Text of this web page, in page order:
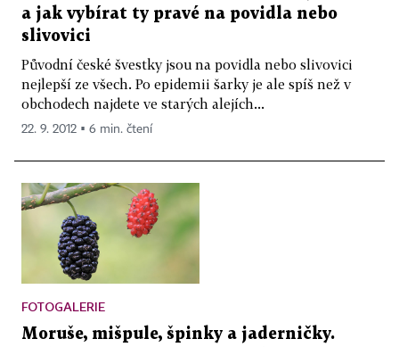
a jak vybírat ty pravé na povidla nebo
slivovici
Původní české švestky jsou na povidla nebo slivovici
nejlepší ze všech. Po epidemii šarky je ale spíš než v
obchodech najdete ve starých alejích...
22. 9. 2012 ▪ 6 min. čtení
FOTOGALERIE
Moruše, mišpule, špinky a jaderničky.